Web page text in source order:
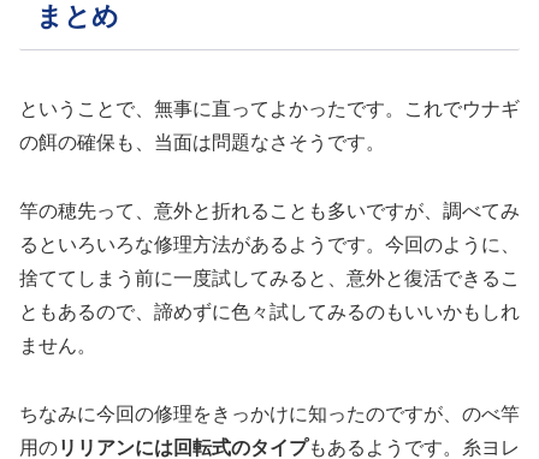
まとめ
ということで、無事に直ってよかったです。これでウナギ
の餌の確保も、当面は問題なさそうです。
竿の穂先って、意外と折れることも多いですが、調べてみ
るといろいろな修理方法があるようです。今回のように、
捨ててしまう前に一度試してみると、意外と復活できるこ
ともあるので、諦めずに色々試してみるのもいいかもしれ
ません。
ちなみに今回の修理をきっかけに知ったのですが、のべ竿
用のリリアンには回転式のタイプもあるようです。糸ヨレ